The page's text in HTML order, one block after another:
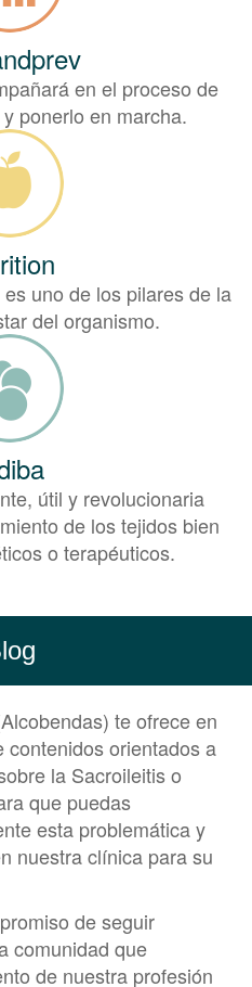
en el proceso de
ponerlo en marcha.
uno de los pilares de la
del organismo.
útil y revolucionaria
de los tejidos bien
o terapéuticos.
te ofrece en
contenidos orientados a
la Sacroileitis o
que puedas
esta problemática y
nuestra clínica para su
de seguir
comunidad que
de nuestra profesión